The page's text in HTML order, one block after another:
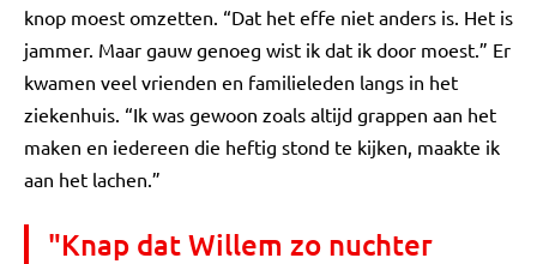
knop moest omzetten. “Dat het effe niet anders is. Het is
jammer. Maar gauw genoeg wist ik dat ik door moest.” Er
kwamen veel vrienden en familieleden langs in het
ziekenhuis. “Ik was gewoon zoals altijd grappen aan het
maken en iedereen die heftig stond te kijken, maakte ik
aan het lachen.”
"Knap dat Willem zo nuchter